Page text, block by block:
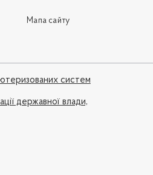
Мапа сайту
систем
державної влади,